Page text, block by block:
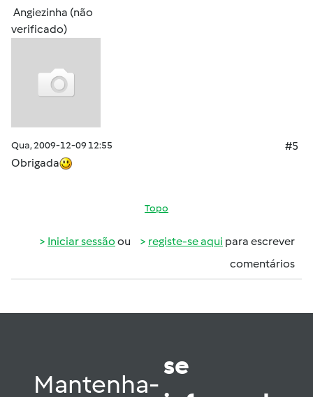
Angiezinha (não
verificado)
Qua, 2009-12-09 12:55
#5
Obrigada
Topo
Iniciar sessão ou registe-se aqui para escrever
comentários
Mantenha-
se